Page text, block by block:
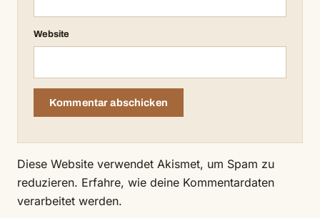
Website
Diese Website verwendet Akismet, um Spam zu
reduzieren. Erfahre, wie deine Kommentardaten
verarbeitet werden.